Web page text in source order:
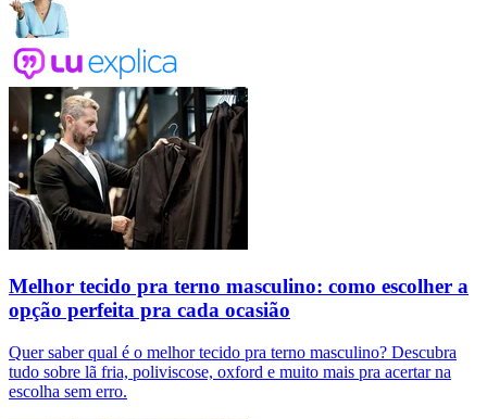
Melhor tecido pra terno masculino: como escolher a
opção perfeita pra cada ocasião
Quer saber qual é o melhor tecido pra terno masculino? Descubra
tudo sobre lã fria, poliviscose, oxford e muito mais pra acertar na
escolha sem erro.